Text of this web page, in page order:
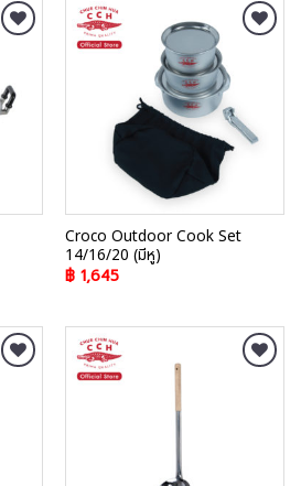
Croco Outdoor Cook Set
14/16/20 (มีหู)
฿1,645